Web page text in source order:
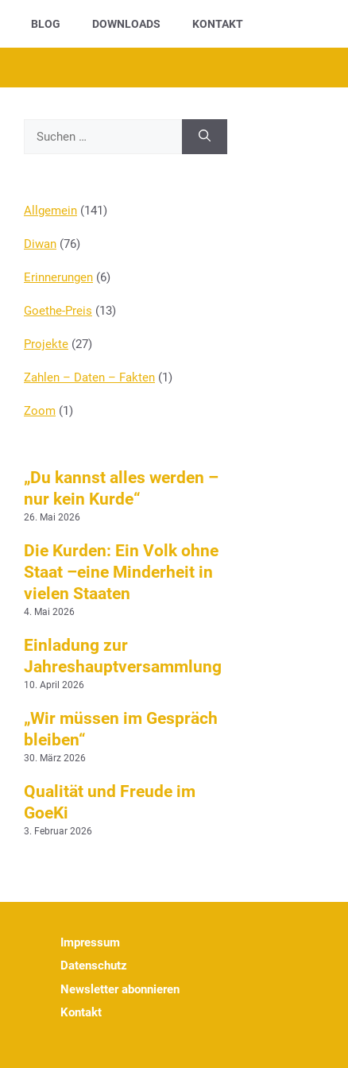
BLOG DOWNLOADS KONTAKT
nach:
Allgemein (141)
Diwan (76)
Erinnerungen (6)
Goethe-Preis (13)
Projekte (27)
Zahlen – Daten – Fakten (1)
Zoom (1)
„Du kannst alles werden –
nur kein Kurde“
26. Mai 2026
Die Kurden: Ein Volk ohne
Staat –eine Minderheit in
vielen Staaten
4. Mai 2026
Einladung zur
Jahreshauptversammlung
10. April 2026
„Wir müssen im Gespräch
bleiben“
30. März 2026
Qualität und Freude im
GoeKi
3. Februar 2026
Impressum
Datenschutz
Newsletter abonnieren
Kontakt